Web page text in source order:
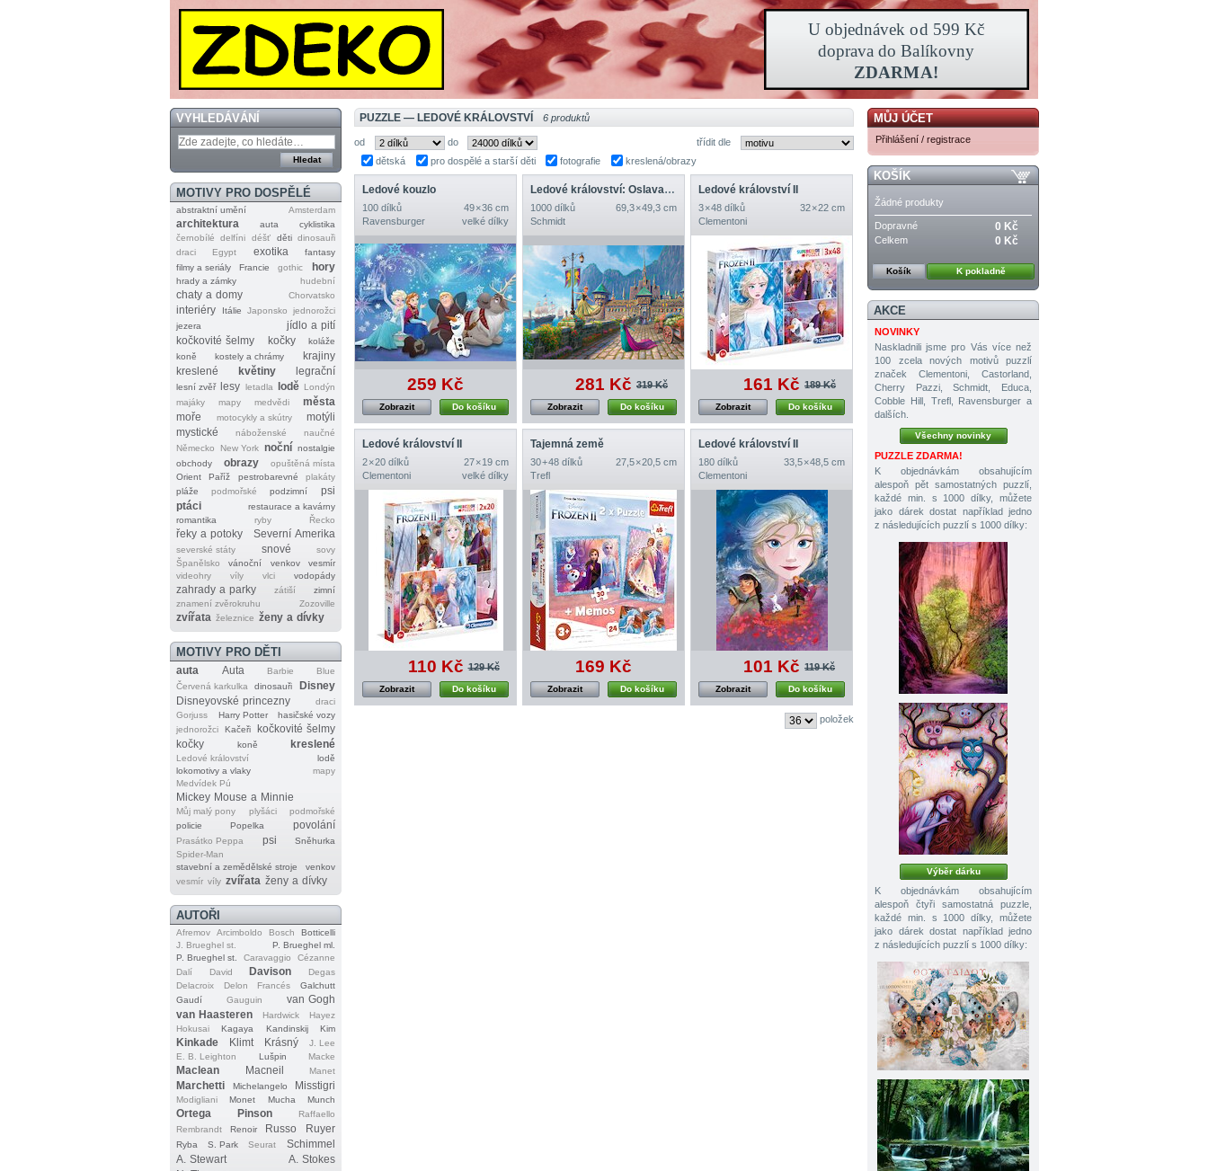
VYHLEDÁVÁNÍ
MOTIVY PRO DOSPĚLÉ
abstraktní umění Amsterdam
architektura auta
cyklistika
černobílé
delfíni déšť děti dinosauři
draci
Egypt exotika
fantasy
filmy a seriály
Francie gothic hory
hrady a zámky hudební
chaty a domy Chorvatsko
interiéry Itálie Japonsko
jednorožci
jezera
jídlo a pití
kočkovité šelmy
kočky
koláže
koně
kostely a chrámy
krajiny
kreslené
květiny legrační
lesní zvěř lesy letadla lodě Londýn
majáky
mapy medvědi
města
moře
motocykly a skútry
motýli
mystické
náboženské
naučné
Německo
New York noční nostalgie
obchody
obrazy
opuštěná místa
Orient
Paříž pestrobarevné
plakáty
pláže
podmořské podzimní
psi
ptáci
restaurace a kavárny
romantika
ryby Řecko
řeky a potoky Severní Amerika
severské státy snové
sovy
Španělsko
vánoční venkov
vesmír
videohry
víly vlci vodopády
zahrady a parky zátiší
zimní
znamení zvěrokruhu
Zozoville
zvířata železnice ženy a dívky
MOTIVY PRO DĚTI
auta Auta Barbie
Blue
Červená karkulka
dinosauři
Disney
Disneyovské princezny
draci
Gorjuss
Harry Potter
hasičské vozy
jednorožci
Kačeři
kočkovité šelmy
kočky
koně kreslené
Ledové království
lodě
lokomotivy a vlaky
mapy
Medvídek Pú
Mickey Mouse a Minnie
Můj malý pony plyšáci
podmořské
policie
Popelka povolání
Prasátko Peppa psi
Sněhurka
Spider‐Man
stavební a zemědělské stroje
venkov
vesmír víly zvířata ženy a dívky
AUTOŘI
Afremov Arcimboldo Bosch
Botticelli
J. Brueghel st.
P. Brueghel ml.
P. Brueghel st.
Caravaggio
Cézanne
Dalí
David Davison
Degas
Delacroix
Delon Francés
Galchutt
Gaudí
Gauguin
van Gogh
van Haasteren
Hardwick
Hayez
Hokusai
Kagaya Kandinskij Kim
Kinkade Klimt Krásný
J. Lee
E. B. Leighton
Lušpin Macke
Maclean Macneil Manet
Marchetti Michelangelo Misstigri
Modigliani Monet Mucha Munch
Ortega Pinson
Raffaello
Rembrandt
Renoir Russo Ruyer
Ryba S. Park Seurat
Schimmel
A. Stewart
A. Stokes
PUZZLE — LEDOVÉ KRÁLOVSTVÍ 6 produktů
od do
třídit dle
dětská
pro dospělé a starší děti fotografie kreslená/obrazy
Ledové kouzlo
100 dílků
49 × 36 cm
Ravensburger
velké dílky
259 Kč
Do košíku
Zobrazit
Ledové království: Oslava v Arendelle
1000 dílků
69,3 × 49,3 cm
Schmidt
281 Kč 319 Kč
Do košíku
Zobrazit
Ledové království II
3 × 48 dílků
32 × 22 cm
Clementoni
161 Kč 189 Kč
Do košíku
Zobrazit
Ledové království II
2 × 20 dílků
27 × 19 cm
Clementoni
velké dílky
110 Kč 129 Kč
Do košíku
Zobrazit
Tajemná země
30 + 48 dílků
27,5 × 20,5 cm
Trefl
169 Kč
Do košíku
Zobrazit
Ledové království II
180 dílků
33,5 × 48,5 cm
Clementoni
101 Kč 119 Kč
Do košíku
Zobrazit
položek
MŮJ ÚČET
Přihlášení / registrace
KOŠÍK
Žádné produkty
Dopravné 0 Kč
Celkem 0 Kč
Košík K pokladně
AKCE
NOVINKY
Naskladnili jsme pro Vás více než
100 zcela nových motivů puzzlí
značek Clementoni, Castorland,
Cherry Pazzi, Schmidt, Educa,
Cobble Hill, Trefl, Ravensburger a
dalších.
Všechny novinky
PUZZLE ZDARMA!
K objednávkám obsahujícím
alespoň pět samostatných puzzlí,
každé min. s 1000 dílky, můžete
jako dárek dostat například jedno
z následujících puzzlí s 1000 dílky:
Výběr dárku
K objednávkám obsahujícím
alespoň čtyři samostatná puzzle,
každé min. s 1000 dílky, můžete
jako dárek dostat například jedno
z následujících puzzlí s 1000 dílky: